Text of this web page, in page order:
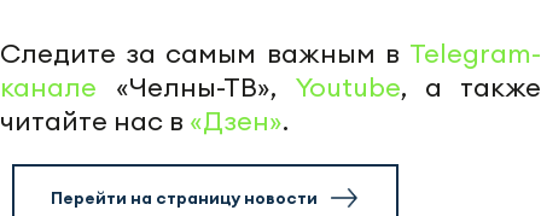
Следите за самым важным в Telegram-
канале «Челны-ТВ», Youtube, а также
читайте нас в «Дзен».
Перейти на страницу новости